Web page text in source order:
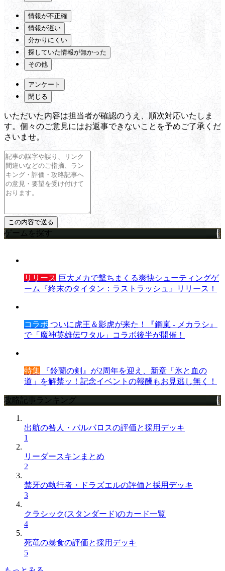
情報が不正確
情報が遅い
分かりにくい
探していた情報が無かった
その他
アンケート
閉じる
いただいた内容は担当者が確認のうえ、順次対応いたしま
す。個々のご意見にはお返事できないことを予めご了承くだ
さいませ。
ゲームを探す
リリース 巨大メカで撃ちまくる爽快シューティングゲ
ーム『終末のタイタン：ラストラッシュ』リリース！
コラボ ついに虎王＆影虎が来た！『鋼嵐 - メカラシ』
で「魔神英雄伝ワタル」コラボ後半が開催！
特集 『鈴蘭の剣』が2周年を迎え、新章「氷と血の
道」を解禁ッ！記念イベントの報酬もお見逃し無く！
攻略記事ランキング
出航の咎人・バルバロスの評価と採用デッキ
1
リーダースキンまとめ
2
禁牙の執行者・ドラズエルの評価と採用デッキ
3
クラシック(スタンダード)のカード一覧
4
死竜の暴食の評価と採用デッキ
5